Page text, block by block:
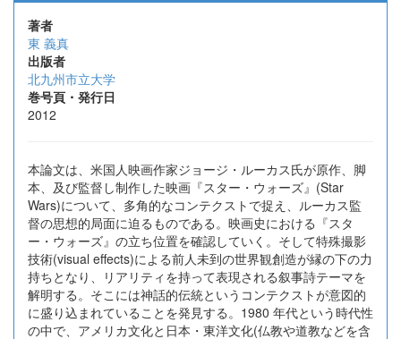
著者
東 義真
出版者
北九州市立大学
巻号頁・発行日
2012
本論文は、米国人映画作家ジョージ・ルーカス氏が原作、脚
本、及び監督し制作した映画『スター・ウォーズ』(Star
Wars)について、多角的なコンテクストで捉え、ルーカス監
督の思想的局面に迫るものである。映画史における『スタ
ー・ウォーズ』の立ち位置を確認していく。そして特殊撮影
技術(visual effects)による前人未到の世界観創造が縁の下の力
持ちとなり、リアリティを持って表現される叙事詩テーマを
解明する。そこには神話的伝統というコンテクストが意図的
に盛り込まれていることを発見する。1980 年代という時代性
の中で、アメリカ文化と日本・東洋文化(仏教や道教などを含